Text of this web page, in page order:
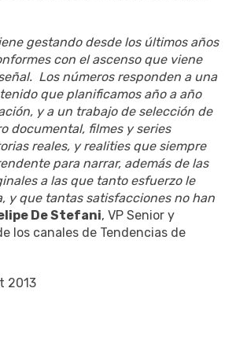
gestando desde los últimos años
con el ascenso que viene
Los números responden a una
que planificamos año a año
y a un trabajo de selección de
documental, filmes y series
reales, y realities que siempre
para narrar, además de las
a las que tanto esfuerzo le
y que tantas satisfacciones no han
De Stefani, VP Senior y
los canales de Tendencias de
2013